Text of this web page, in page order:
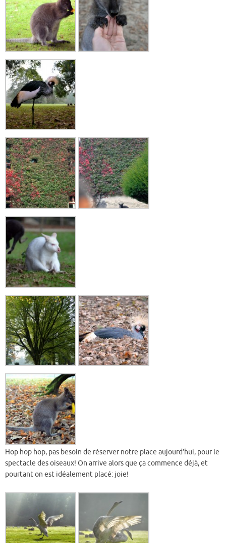
Hop hop hop, pas besoin de réserver notre place aujourd’hui, pour le
spectacle des oiseaux! On arrive alors que ça commence déjà, et
pourtant on est idéalement placé: joie!